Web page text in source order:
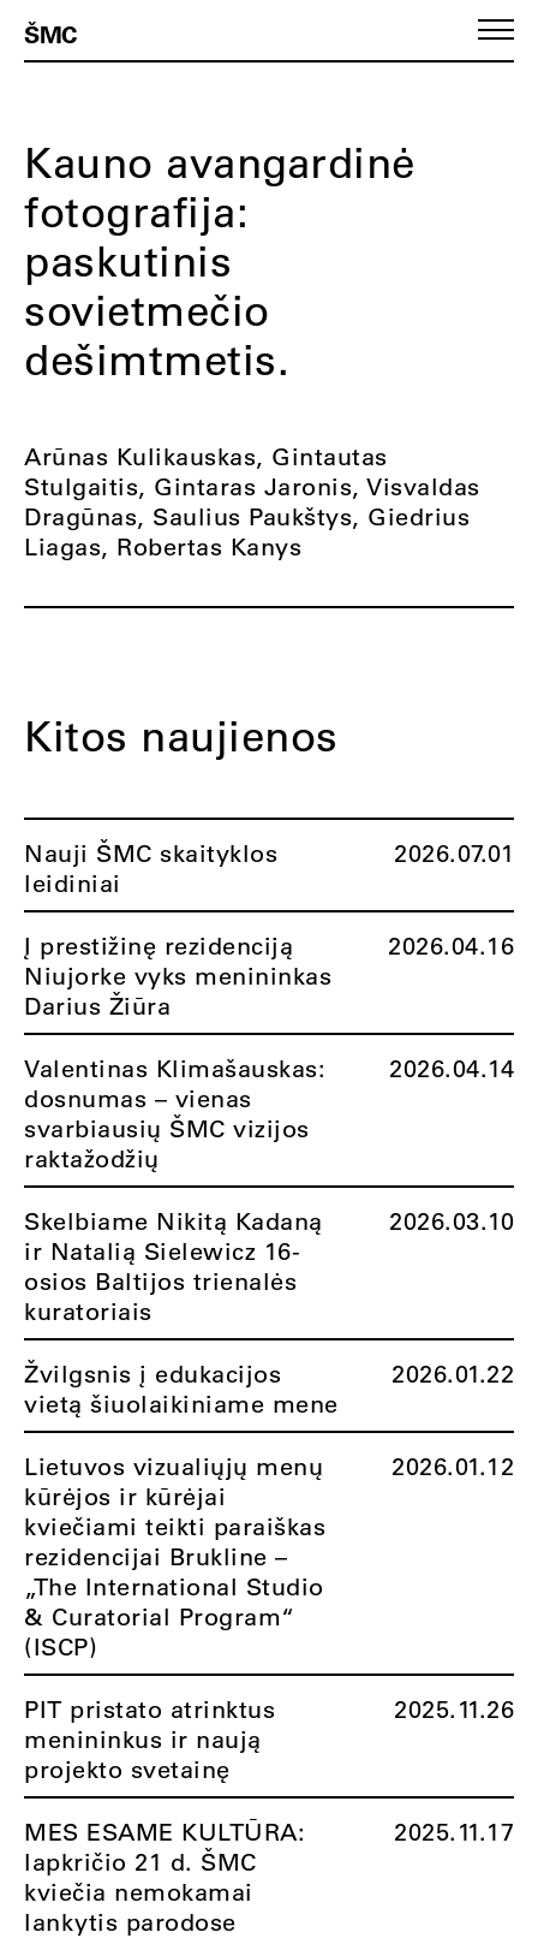
ŠMC
Kauno avangardinė
fotografija:
paskutinis
sovietmečio
dešimtmetis.
Arūnas Kulikauskas, Gintautas
Stulgaitis, Gintaras Jaronis, Visvaldas
Dragūnas, Saulius Paukštys, Giedrius
Liagas, Robertas Kanys
Kitos naujienos
Nauji ŠMC skaityklos
leidiniai
2026.07.01
Į prestižinę rezidenciją
Niujorke vyks menininkas
Darius Žiūra
2026.04.16
Valentinas Klimašauskas:
dosnumas – vienas
svarbiausių ŠMC vizijos
raktažodžių
2026.04.14
Skelbiame Nikitą Kadaną
ir Natalią Sielewicz 16-
osios Baltijos trienalės
kuratoriais
2026.03.10
Žvilgsnis į edukacijos
vietą šiuolaikiniame mene
2026.01.22
Lietuvos vizualiųjų menų
kūrėjos ir kūrėjai
kviečiami teikti paraiškas
rezidencijai Brukline –
„The International Studio
& Curatorial Program“
(ISCP)
2026.01.12
PIT pristato atrinktus
menininkus ir naują
projekto svetainę
2025.11.26
MES ESAME KULTŪRA:
lapkričio 21 d. ŠMC
kviečia nemokamai
lankytis parodose
2025.11.17